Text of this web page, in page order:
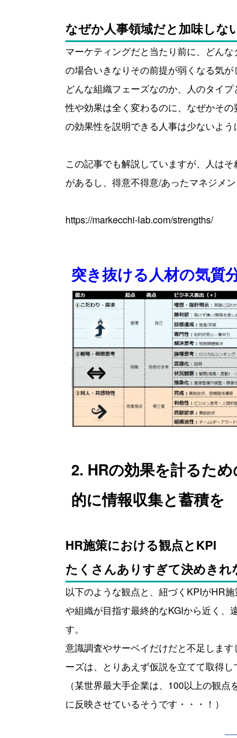
なぜか人事領域だと加味しな
マーケティングだと当たり前に、どん
の場合いきなりその前提が弱くなる気が
どんな組織フェーズなのか、人のタイ
性や効果は全く変わるのに、なぜかそ
の効果性を説明できる人事は少ないよう
この記事でも解説していますが、人は
があるし、得意不得意/あったマネジメン
https://markecchi-lab.com/strengths/
突き抜ける人材の気質
2. HRの効果を計るた
的に情報収集と蓄積を
HR施策における観点とKPI
たくさんありすぎて決めきれ
以下のような観点と、紐づくKPIがHR
や組織が目指す最終的なKGIから近く、
す。
意識調査やサーベイだけだと不足しま
ーズは、とりあえず仮説を立てて取得し
（某世界最大手企業は、100以上の観
に反映させているそうです・・・！）